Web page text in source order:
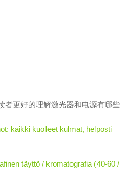
者更好的理解激光器和电源有哪
kaikki kuolleet kulmat, helposti
täyttö / kromatografia (40-60